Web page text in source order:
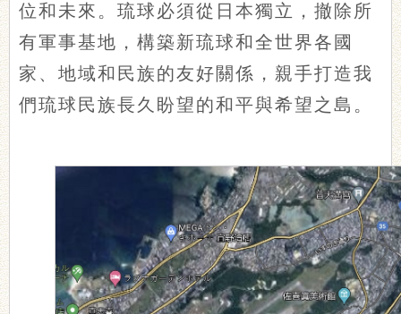
位和未來。琉球必須從日本獨立，撤除所
有軍事基地，構築新琉球和全世界各國
家、地域和民族的友好關係，親手打造我
們琉球民族長久盼望的和平與希望之島。